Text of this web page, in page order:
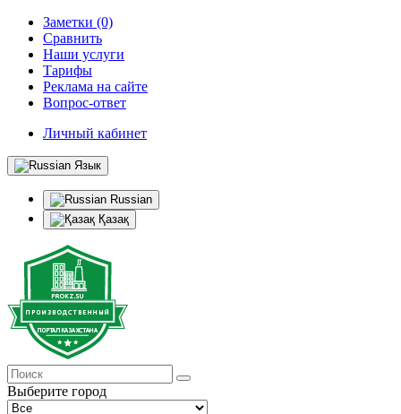
Заметки (0)
Сравнить
Наши услуги
Тарифы
Реклама на сайте
Вопрос-ответ
Личный кабинет
Язык
Russian
Қазақ
Выберите город